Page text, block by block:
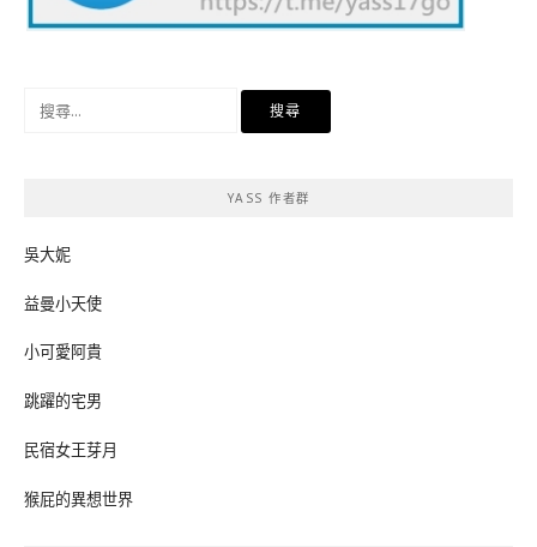
YASS 作者群
吳大妮
益曼小天使
小可愛阿貴
跳躍的宅男
民宿女王芽月
猴屁的異想世界